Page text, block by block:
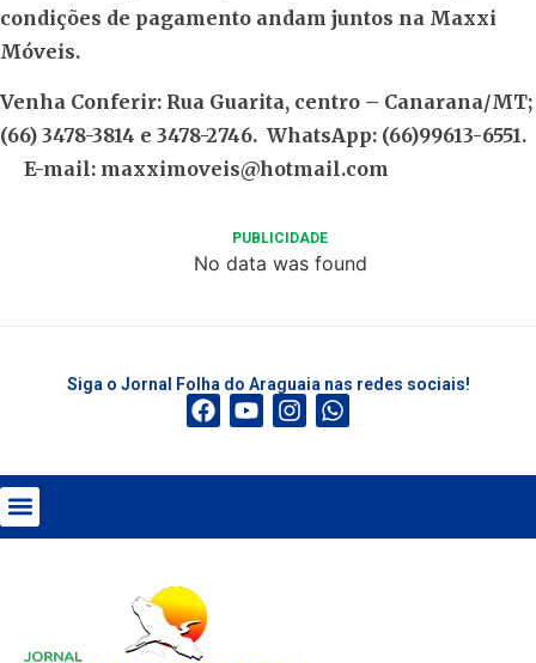
condições de pagamento andam juntos na Maxxi
Móveis.
Venha Conferir: Rua Guarita, centro – Canarana/MT;
(66) 3478-3814 e 3478-2746. WhatsApp: (66)99613-6551.
E-mail: maxximoveis@hotmail.com
PUBLICIDADE
No data was found
Siga o Jornal Folha do Araguaia nas redes sociais!